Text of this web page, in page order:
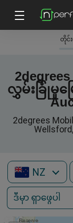
တိုင်
လွှမ်းခြုံမှုမ
2degrees
NZ